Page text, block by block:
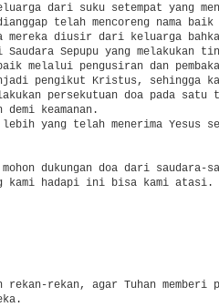
dari suku setempat yang
telah mencoreng nama baik
mereka diusir dari keluarga
Sepupu yang melakukan
melalui pengusiran dan
pengikut Kristus, sehingga
persekutuan doa pada satu
demi keamanan.
yang telah menerima Yesus
dukungan doa dari saudara-
kami hadapi ini bisa kami atasi.
rekan-rekan, agar Tuhan memberi